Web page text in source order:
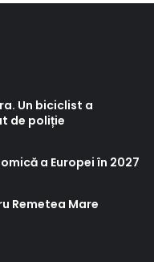
Un biciclist a
de poliție
a Europei în 2027
Remetea Mare